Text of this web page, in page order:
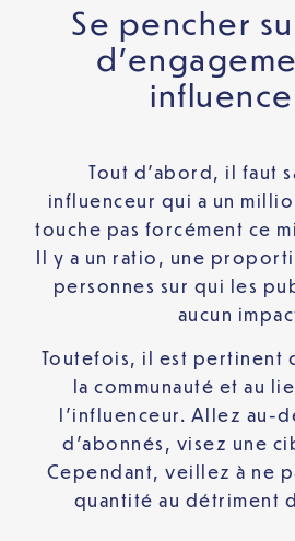
Se pencher
Tout d’abord, il faut
influenceur qui a un
touche pas forcément ce
Il y a un ratio, une
personnes sur qui les
aucun
Toutefois, il est pertinent
la communauté et au
l’influenceur. Allez au-
d’abonnés, visez une
Cependant, veillez à ne
quantité au détriment